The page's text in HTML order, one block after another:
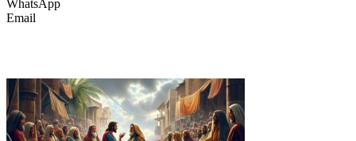
WhatsApp
Email